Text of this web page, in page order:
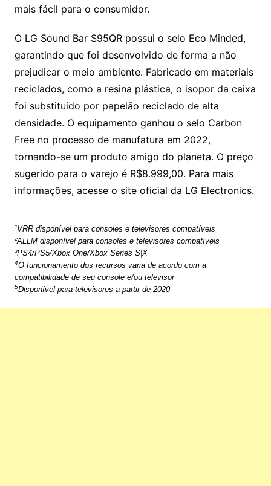
mais fácil para o consumidor.
O LG Sound Bar S95QR possui o selo Eco Minded,
garantindo que foi desenvolvido de forma a não
prejudicar o meio ambiente. Fabricado em materiais
reciclados, como a resina plástica, o isopor da caixa
foi substituído por papelão reciclado de alta
densidade. O equipamento ganhou o selo Carbon
Free no processo de manufatura em 2022,
tornando-se um produto amigo do planeta. O preço
sugerido para o varejo é R$8.999,00. Para mais
informações, acesse o site oficial da LG Electronics.
¹VRR disponível para consoles e televisores compatíveis
²ALLM disponível para consoles e televisores compatíveis
³PS4/PS5/Xbox One/Xbox Series S|X
4O funcionamento dos recursos varia de acordo com a
compatibilidade de seu console e/ou televisor
5Disponível para televisores a partir de 2020